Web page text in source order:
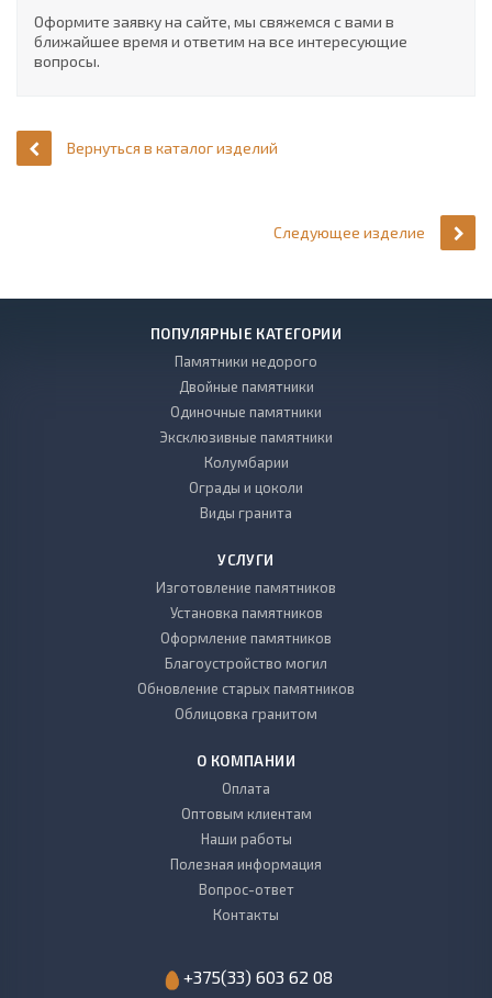
Оформите заявку на сайте, мы свяжемся с вами в
ближайшее время и ответим на все интересующие
вопросы.
Вернуться в каталог изделий
Следующее изделие
ПОПУЛЯРНЫЕ КАТЕГОРИИ
Памятники недорого
Двойные памятники
Одиночные памятники
Эксклюзивные памятники
Колумбарии
Ограды и цоколи
Виды гранита
УСЛУГИ
Изготовление памятников
Установка памятников
Оформление памятников
Благоустройство могил
Обновление старых памятников
Облицовка гранитом
О КОМПАНИИ
Оплата
Оптовым клиентам
Наши работы
Полезная информация
Вопрос-ответ
Контакты
+375(33) 603 62 08